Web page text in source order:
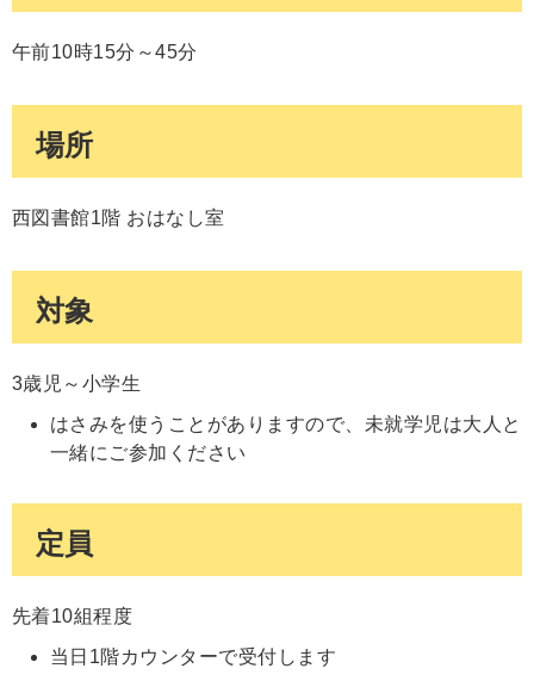
午前10時15分～45分
場所
西図書館1階 おはなし室
対象
3歳児～小学生
はさみを使うことがありますので、未就学児は大人と
一緒にご参加ください
定員
先着10組程度
当日1階カウンターで受付します